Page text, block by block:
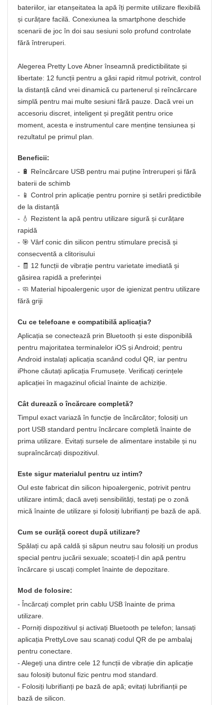
bateriilor, iar etanșeitatea la apă îți permite utilizare flexibilă
și curățare facilă. Conexiunea la smartphone deschide
scenarii de joc în doi sau sesiuni solo profund controlate
fără întreruperi.
Alegerea Pretty Love Abner înseamnă predictibilitate și
libertate: 12 funcții pentru a găsi rapid ritmul potrivit, control
la distanță când vrei dinamică cu partenerul și reîncărcare
simplă pentru mai multe sesiuni fără pauze. Dacă vrei un
accesoriu discret, inteligent și pregătit pentru orice
moment, acesta e instrumentul care menține tensiunea și
rezultatul pe primul plan.
Beneficii:
- 🔋 Reîncărcare USB pentru mai puține întreruperi și fără
baterii de schimb
- 📱 Control prin aplicație pentru pornire și setări predictibile
de la distanță
- 💧 Rezistent la apă pentru utilizare sigură și curățare
rapidă
- 🎯 Vârf conic din silicon pentru stimulare precisă și
consecventă a clitorisului
- 🧾 12 funcții de vibrație pentru varietate imediată și
găsirea rapidă a preferinței
- 🧼 Material hipoalergenic ușor de igienizat pentru utilizare
fără griji
Cu ce telefoane e compatibilă aplicația?
Aplicația se conectează prin Bluetooth și este disponibilă
pentru majoritatea terminalelor iOS și Android; pentru
Android instalați aplicația scanând codul QR, iar pentru
iPhone căutați aplicația Frumusețe. Verificați cerințele
aplicației în magazinul oficial înainte de achiziție.
Cât durează o încărcare completă?
Timpul exact variază în funcție de încărcător; folosiți un
port USB standard pentru încărcare completă înainte de
prima utilizare. Evitați sursele de alimentare instabile și nu
supraîncărcați dispozitivul.
Este sigur materialul pentru uz intim?
Oul este fabricat din silicon hipoalergenic, potrivit pentru
utilizare intimă; dacă aveți sensibilități, testați pe o zonă
mică înainte de utilizare și folosiți lubrifianți pe bază de apă.
Cum se curăță corect după utilizare?
Spălați cu apă caldă și săpun neutru sau folosiți un produs
special pentru jucării sexuale; scoateți-l din apă pentru
încărcare și uscați complet înainte de depozitare.
Mod de folosire:
- Încărcați complet prin cablu USB înainte de prima
utilizare.
- Porniți dispozitivul și activați Bluetooth pe telefon; lansați
aplicația PrettyLove sau scanați codul QR de pe ambalaj
pentru conectare.
- Alegeți una dintre cele 12 funcții de vibrație din aplicație
sau folosiți butonul fizic pentru mod standard.
- Folosiți lubrifianți pe bază de apă; evitați lubrifianții pe
bază de silicon.